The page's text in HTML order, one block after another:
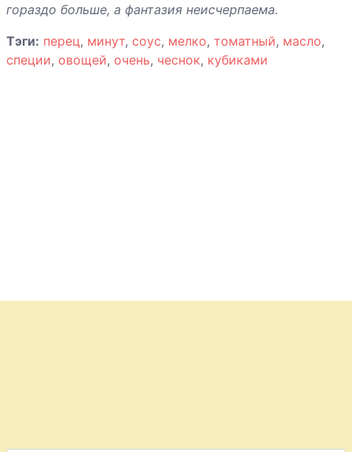
гораздо больше, а фантазия неисчерпаема.
Тэги: перец, минут, соус, мелко, томатный, масло,
специи, овощей, очень, чеснок, кубиками